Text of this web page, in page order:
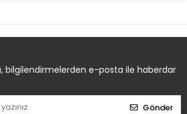
bilgilendirmelerden e-posta ile haberdar
Gönder